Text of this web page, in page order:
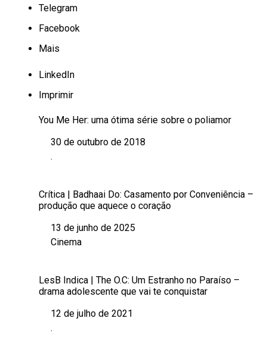
Telegram
Facebook
Mais
LinkedIn
Imprimir
You Me Her: uma ótima série sobre o poliamor
Data
30 de outubro de 2018
Em relação a
.
Crítica | Badhaai Do: Casamento por Conveniência –
produção que aquece o coração
Data13 de junho de 2025
Em relação a
Cinema
LesB Indica | The O.C: Um Estranho no Paraíso –
drama adolescente que vai te conquistar
Data12 de julho de 2021
Em relação a
.